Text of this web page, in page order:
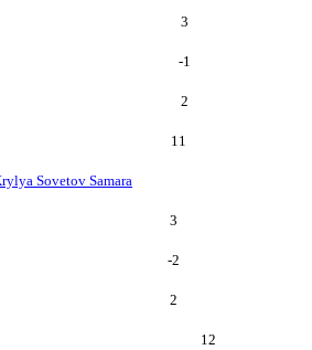
3
-1
2
11
Sovetov Samara
3
-2
2
12